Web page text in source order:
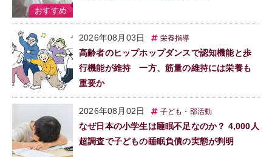
2026年08月03日 栄養指導
高齢者のヒップホップダンスで認知機能と歩
行機能が維持 一方、筋量の維持には栄養も
重要か
2026年08月02日 子ども・部活動
なぜ日本の小学生は睡眠不足なのか？ 4,000人
超調査で子どもの睡眠負債の実態が判明